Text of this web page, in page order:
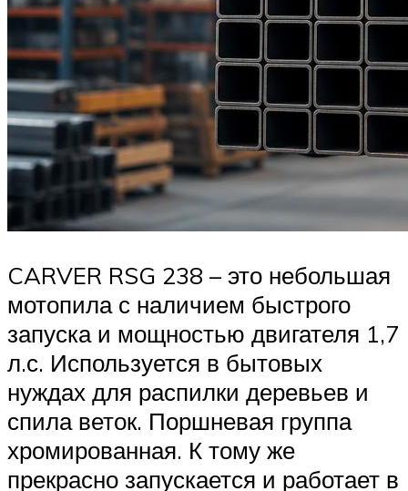
CARVER RSG 238 – это небольшая
мотопила с наличием быстрого
запуска и мощностью двигателя 1,7
л.с. Используется в бытовых
нуждах для распилки деревьев и
спила веток. Поршневая группа
хромированная. К тому же
прекрасно запускается и работает в